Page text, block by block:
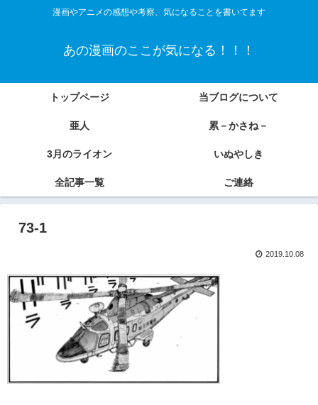
漫画やアニメの感想や考察、気になることを書いてます
あの漫画のここが気になる！！！
トップページ 当ブログについて
亜人 累－かさね－
3月のライオン いぬやしき
全記事一覧 ご連絡
73-1
2019.10.08